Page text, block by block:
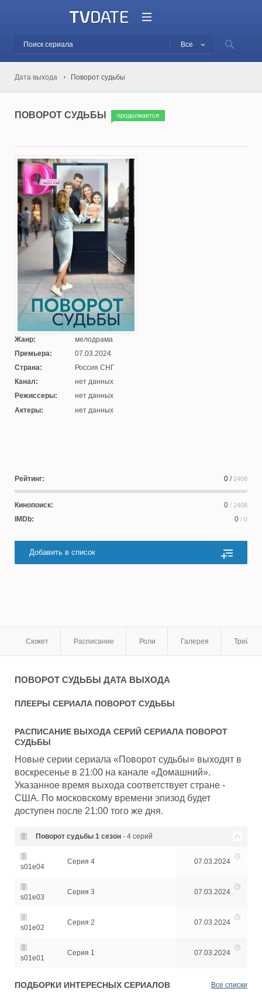
Все
Дата выхода Поворот судьбы
ПОВОРОТ СУДЬБЫ продолжается
Жанр:
мелодрама
Премьера:
07.03.2024
Страна:
Россия СНГ
Канал:
нет данных
Режиссеры:
нет данных
Актеры:
нет данных
Рейтинг: 0 / 2408
Кинопоиск: 0 / 2408
IMDb: 0 / 0
Добавить в список
Сюжет Расписание Роли Галерея
ПОВОРОТ СУДЬБЫ ДАТА ВЫХОДА
ПЛЕЕРЫ СЕРИАЛА ПОВОРОТ СУДЬБЫ
РАСПИСАНИЕ ВЫХОДА СЕРИЙ СЕРИАЛА ПОВОРОТ
СУДЬБЫ
Новые серии сериала «Поворот судьбы» выходят в
воскресенье в 21:00 на канале «Домашний».
Указанное время выхода соответствует стране -
США. По московскому времени эпизод будет
доступен после 21:00 того же дня.
Поворот судьбы 1 сезон - 4 серий
s01e04
Серия 4 07.03.2024
s01e03
Серия 3 07.03.2024
s01e02
Серия 2 07.03.2024
s01e01
Серия 1 07.03.2024
ПОДБОРКИ ИНТЕРЕСНЫХ СЕРИАЛОВ Все списки